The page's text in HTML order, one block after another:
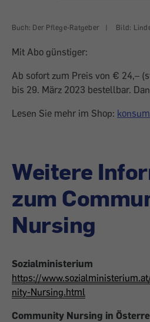
Buch: Der Pflege-Ratgeber | Bild:
Mit Abo günstiger:
Ab sofort zum Preis von € 24,–
bis 29. März 2023 bestellbar.
Lesen Sie mehr im Shop:
Weitere
zum
Nursing
Sozialministerium
https://
nity-Nursing.html
Community Nursing in